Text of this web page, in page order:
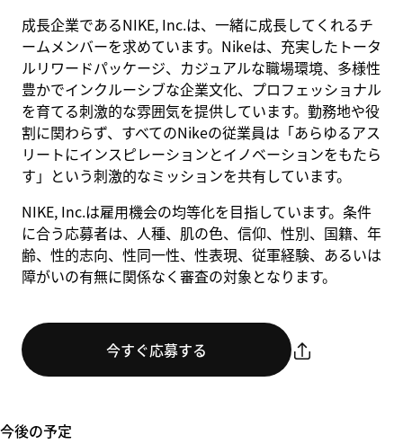
成長企業であるNIKE, Inc.は、一緒に成長してくれるチ
ームメンバーを求めています。Nikeは、充実したトータ
ルリワードパッケージ、カジュアルな職場環境、多様性
豊かでインクルーシブな企業文化、プロフェッショナル
を育てる刺激的な雰囲気を提供しています。勤務地や役
割に関わらず、すべてのNikeの従業員は「あらゆるアス
リートにインスピレーションとイノベーションをもたら
す」という刺激的なミッションを共有しています。
NIKE, Inc.は雇用機会の均等化を目指しています。条件
に合う応募者は、人種、肌の色、信仰、性別、国籍、年
齢、性的志向、性同一性、性表現、従軍経験、あるいは
障がいの有無に関係なく審査の対象となります。
今すぐ応募する
今後の予定